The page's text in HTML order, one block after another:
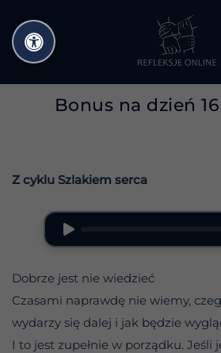
do
treści
Bonus na dzień
Z cyklu Szlakiem serca
Dobrze jest nie wiedzieć
Czasami naprawdę nie wiemy,
wydarzy się dalej i jak będzie
I to jest zupełnie w porządku. Jeśli